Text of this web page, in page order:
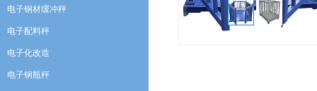
电子钢材缓冲秤
电子配料秤
电子化改造
电子钢瓶秤